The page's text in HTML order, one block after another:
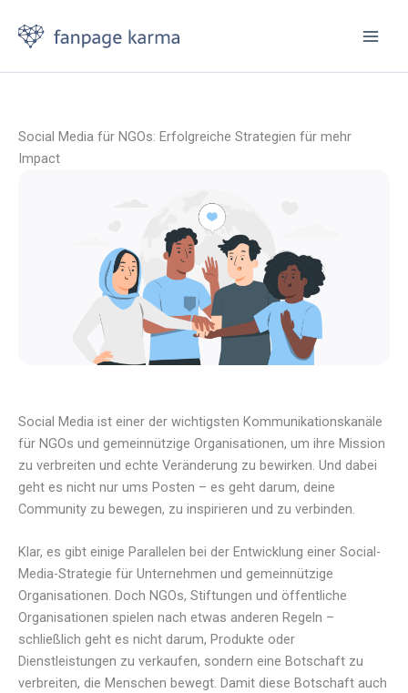
Inhalt
springen
Social Media für NGOs: Erfolgreiche Strategien für mehr
Impact
Social Media ist einer der wichtigsten Kommunikationskanäle
für NGOs und gemeinnützige Organisationen, um ihre Mission
zu verbreiten und echte Veränderung zu bewirken. Und dabei
geht es nicht nur ums Posten – es geht darum, deine
Community zu bewegen, zu inspirieren und zu verbinden.
Klar, es gibt einige Parallelen bei der Entwicklung einer Social-
Media-Strategie für Unternehmen und gemeinnützige
Organisationen. Doch NGOs, Stiftungen und öffentliche
Organisationen spielen nach etwas anderen Regeln –
schließlich geht es nicht darum, Produkte oder
Dienstleistungen zu verkaufen, sondern eine Botschaft zu
verbreiten, die Menschen bewegt. Damit diese Botschaft auch